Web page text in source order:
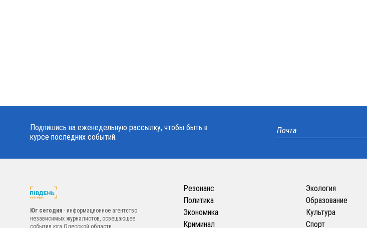
Подпишись на еженедельную рассылку, чтобы быть в
курсе последних событий.
Юг сегодня - информационное агентство
независимых журналистов, освещающее
события юга Одесской области.
Резонанс
Политика
Экономика
Криминал
Экология
Образование
Культура
Спорт